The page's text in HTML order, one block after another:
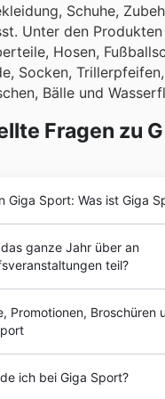
Schuhe,
Unter den
Hosen,
Socken, Trillerpfeifen,
Bälle und
Fragen zu
Giga Sport: Was ist Giga
Öhler 1873 in Troppau
& Öhler, sich auf den
eröffnete das erste
Klagenfurt. Bald darauf, im
folgenden Jahren ist es
ganze Jahr über an
teil?
während des ganzen
alle aktuellen Angebote und
auf unserer Website
Giga Sport Shop in
Promotionen, Broschüren
mit Sitz in Graz,
ich bei Giga Sport?